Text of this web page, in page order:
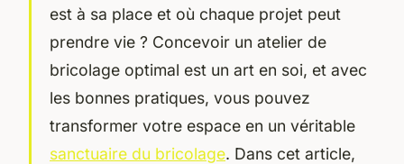
est à sa place et où chaque projet peut
prendre vie ? Concevoir un atelier de
bricolage optimal est un art en soi, et avec
les bonnes pratiques, vous pouvez
transformer votre espace en un véritable
sanctuaire du bricolage. Dans cet article,